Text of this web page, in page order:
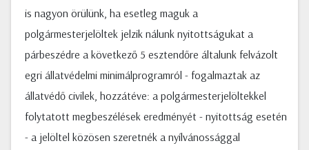
is nagyon örülünk, ha esetleg maguk a
polgármesterjelöltek jelzik nálunk nyitottságukat a
párbeszédre a következő 5 esztendőre általunk felvázolt
egri állatvédelmi minimálprogramról - fogalmaztak az
állatvédő civilek, hozzátéve: a polgármesterjelöltekkel
folytatott megbeszélések eredményét - nyitottság esetén
- a jelöltel közösen szeretnék a nyílvánossággal